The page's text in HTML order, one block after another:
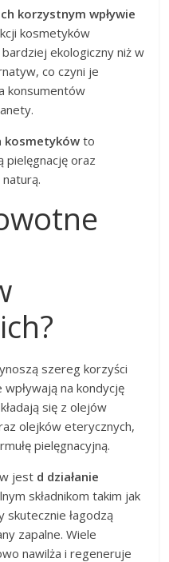
korzystnym wpływie
kosmetyków
ekologiczny niż w
co czyni je
konsumentów
kosmetyków to
pielęgnację oraz
szereg korzyści
na kondycję
się z olejów
olejków eterycznych,
pielęgnacyjną.
jest d działanie
składnikom takim jak
skutecznie łagodzą
zapalne. Wiele
nawilża i regeneruje